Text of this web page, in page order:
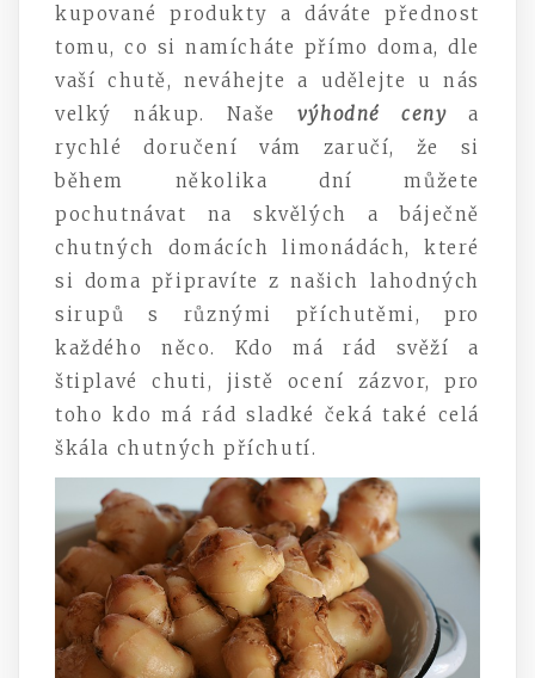
kupované produkty a dáváte přednost
tomu, co si namícháte přímo doma, dle
vaší chutě, neváhejte a udělejte u nás
velký nákup. Naše výhodné ceny a
rychlé doručení vám zaručí, že si
během několika dní můžete
pochutnávat na skvělých a báječně
chutných domácích limonádách, které
si doma připravíte z našich lahodných
sirupů s různými příchutěmi, pro
každého něco. Kdo má rád svěží a
štiplavé chuti, jistě ocení zázvor, pro
toho kdo má rád sladké čeká také celá
škála chutných příchutí.